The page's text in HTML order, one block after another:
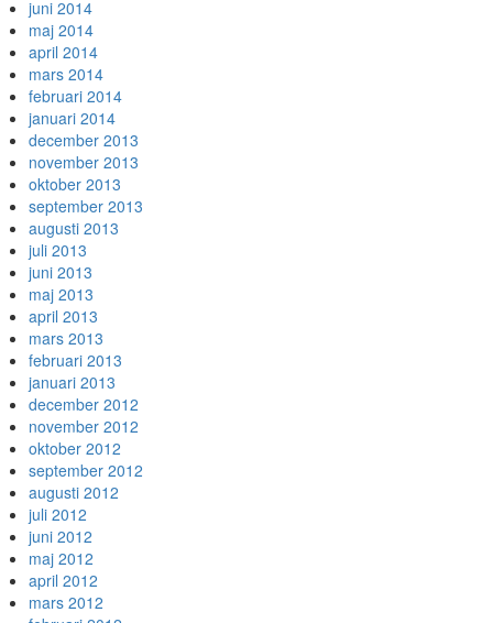
juni 2014
maj 2014
april 2014
mars 2014
februari 2014
januari 2014
december 2013
november 2013
oktober 2013
september 2013
augusti 2013
juli 2013
juni 2013
maj 2013
april 2013
mars 2013
februari 2013
januari 2013
december 2012
november 2012
oktober 2012
september 2012
augusti 2012
juli 2012
juni 2012
maj 2012
april 2012
mars 2012